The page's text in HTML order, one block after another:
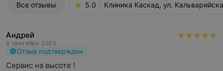
Все отзывы 5.0 Клиника Каскад, ул.
Андрей
9 сентября 2025
Отзыв подтвержден
Сервис на высоте !